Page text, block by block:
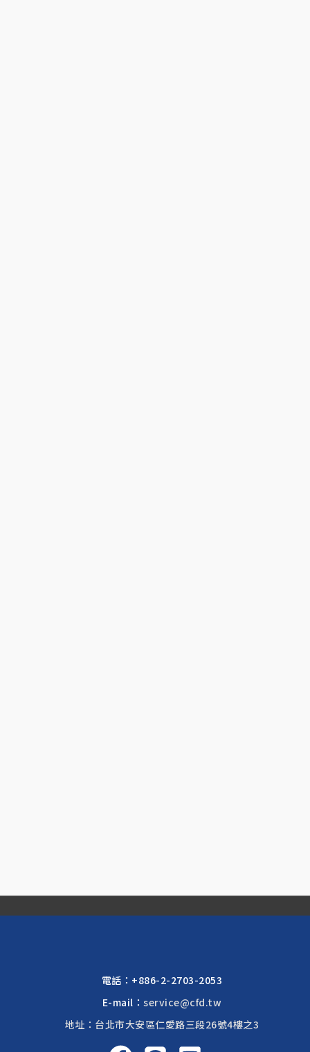
電話： +886-2-2703-2053
E-mail：service@cfd.tw
地址：台北市大安區仁愛路三段26號4樓之3